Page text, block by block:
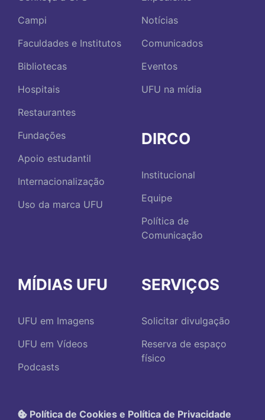
Campi
Faculdades e Institutos
Bibliotecas
Hospitais
Restaurantes
Fundações
Apoio estudantil
Internacionalização
Uso da marca UFU
Notícias
Comunicados
Eventos
UFU na mídia
DIRCO
Institucional
Equipe
Política de
Comunicação
MÍDIAS UFU
UFU em Imagens
UFU em Vídeos
Podcasts
SERVIÇOS
Solicitar divulgação
Reserva de espaço
físico
Política de Cookies e Política de Privacidade